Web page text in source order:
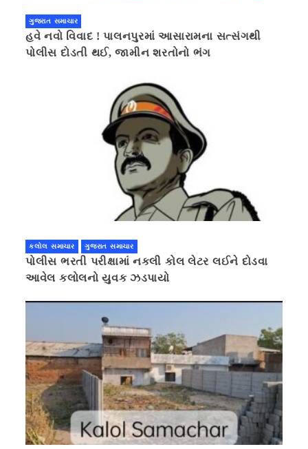
ગુજરાત સમાચાર
હવે નવો વિવાદ ! પાલનપુરમાં આસારામના સત્સંગથી
પોલીસ દોડતી થઈ, જામીન શરતોનો ભંગ
કલોલ સમાચાર ગુજરાત સમાચાર
પોલીસ ભરતી પરીક્ષામાં નકલી કોલ લેટર લઈને દોડવા
આવેલ કલોલનો યુવક ઝડપાયો